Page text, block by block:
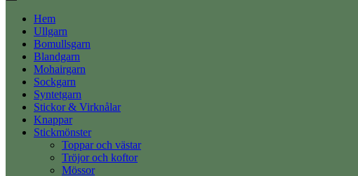
Hem
Ullgarn
Bomullsgarn
Blandgarn
Mohairgarn
Sockgarn
Syntetgarn
Stickor & Virknålar
Knappar
Stickmönster
Toppar och västar
Tröjor och koftor
Mössor